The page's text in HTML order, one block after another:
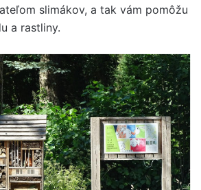
slimákov, a tak vám pomôžu
a rastliny.